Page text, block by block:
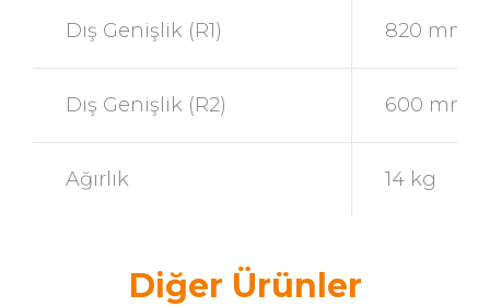
Dış Genişlik (R1) 820 mm
Dış Genişlik (R2) 600 mm
Ağırlık 14 kg
Diğer Ürünler